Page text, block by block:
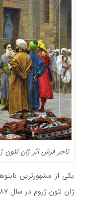
تاجر فرش اثر ژان لئون
یکی از مشهورترین